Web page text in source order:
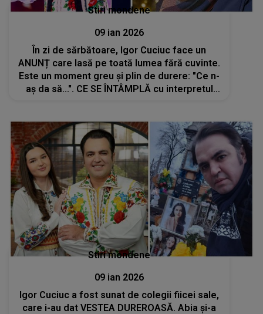
Stiri mondene
09 ian 2026
În zi de sărbătoare, Igor Cuciuc face un
ANUNȚ care lasă pe toată lumea fără cuvinte.
Este un moment greu și plin de durere: "Ce n-
aș da să...". CE SE ÎNTÂMPLĂ cu interpretul
Stiri mondene
09 ian 2026
Igor Cuciuc a fost sunat de colegii fiicei sale,
care i-au dat VESTEA DUREROASĂ. Abia și-a